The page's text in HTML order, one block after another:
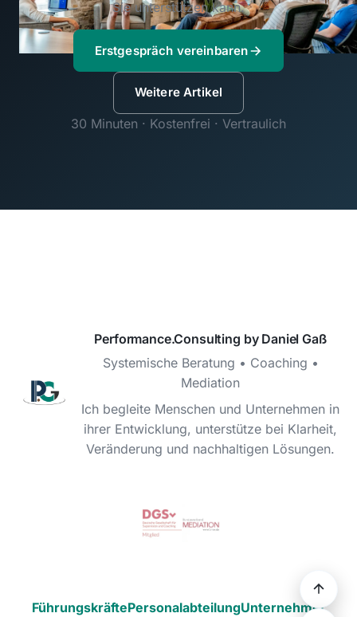
Sie unterstützen kann.
Erstgespräch vereinbaren
Weitere Artikel
30 Minuten · Kostenfrei · Vertraulich
Performance.Consulting by Daniel Gaß
Systemische Beratung • Coaching •
Mediation
Ich begleite Menschen und Unternehmen in
ihrer Entwicklung, unterstütze bei Klarheit,
Veränderung und nachhaltigen Lösungen.
FührungskräftePersonalabteilungUnternehmer